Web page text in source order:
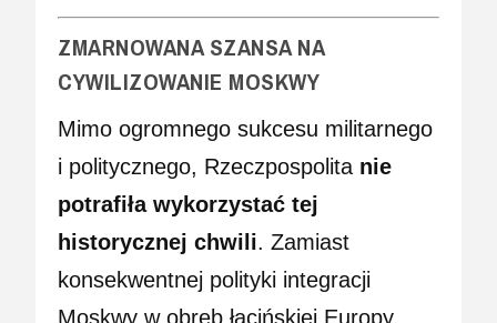
ZMARNOWANA SZANSA NA
CYWILIZOWANIE MOSKWY
Mimo ogromnego sukcesu militarnego
i politycznego, Rzeczpospolita nie
potrafiła wykorzystać tej
historycznej chwili. Zamiast
konsekwentnej polityki integracji
Moskwy w obręb łacińskiej Europy,